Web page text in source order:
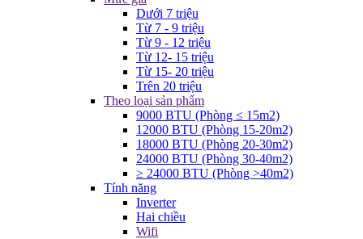
Dưới 7 triệu
Từ 7 - 9 triệu
Từ 9 - 12 triệu
Từ 12- 15 triệu
Từ 15- 20 triệu
Trên 20 triệu
Theo loại sản phẩm
9000 BTU (Phòng ≤ 15m2)
12000 BTU (Phòng 15-20m2)
18000 BTU (Phòng 20-30m2)
24000 BTU (Phòng 30-40m2)
≥ 24000 BTU (Phòng >40m2)
Tính năng
Inverter
Hai chiều
Wifi